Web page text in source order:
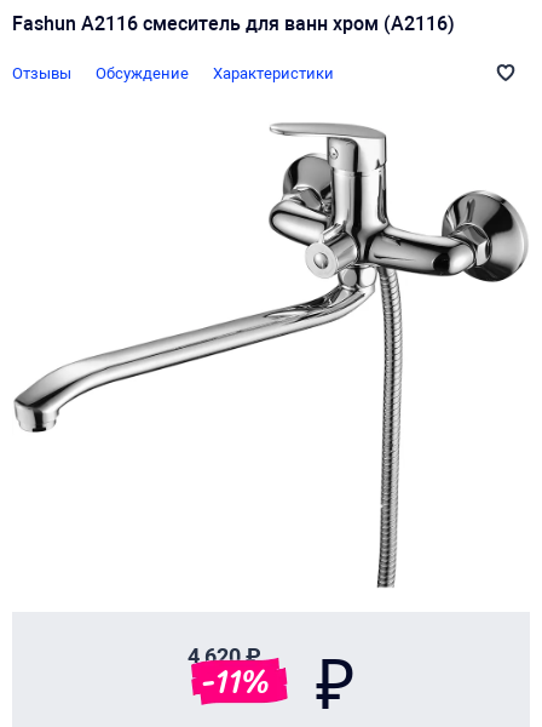
Fashun A2116 смеситель для ванн хром (A2116)
Отзывы Обсуждение Характеристики
4 620 ₽
-11% ₽